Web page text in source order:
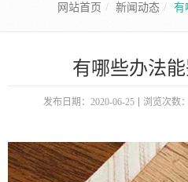
网站首页 新闻动态 有
有哪些办法
发布日期：2020-06-25 浏览次数